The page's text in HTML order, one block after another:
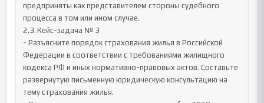
предприняты как представителем стороны судебного
процесса в том или ином случае.
2.3.	Кейс-задача № 3
- Разъясните порядок страхования жилья в Российской
Федерации в соответствии с требованиями жилищного
кодекса РФ и иных нормативно-правовых актов. Составьте
развернутую письменную юридическую консультацию на
тему страхования жилья.